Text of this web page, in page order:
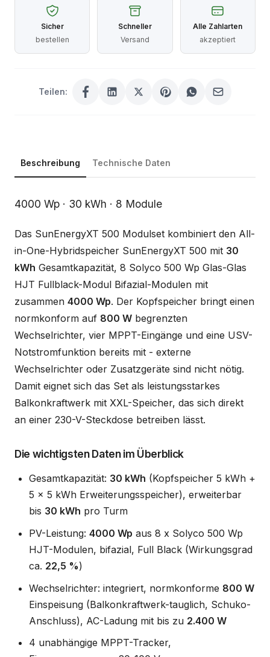
Sicher
bestellen
Schneller
Versand
Alle Zahlarten
akzeptiert
Teilen:
Beschreibung Technische Daten
Beschreibung
4000 Wp · 30 kWh · 8 Module
Das SunEnergyXT 500 Modulset kombiniert den All-
in-One-Hybridspeicher SunEnergyXT 500 mit 30
kWh Gesamtkapazität, 8 Solyco 500 Wp Glas-Glas
HJT Fullblack-Modul Bifazial-Modulen mit
zusammen 4000 Wp. Der Kopfspeicher bringt einen
normkonform auf 800 W begrenzten
Wechselrichter, vier MPPT-Eingänge und eine USV-
Notstromfunktion bereits mit - externe
Wechselrichter oder Zusatzgeräte sind nicht nötig.
Damit eignet sich das Set als leistungsstarkes
Balkonkraftwerk mit XXL-Speicher, das sich direkt
an einer 230-V-Steckdose betreiben lässt.
Die wichtigsten Daten im Überblick
Gesamtkapazität: 30 kWh (Kopfspeicher 5 kWh +
5 x 5 kWh Erweiterungsspeicher), erweiterbar
bis 30 kWh pro Turm
PV-Leistung: 4000 Wp aus 8 x Solyco 500 Wp
HJT-Modulen, bifazial, Full Black (Wirkungsgrad
ca. 22,5 %)
Wechselrichter: integriert, normkonforme 800 W
Einspeisung (Balkonkraftwerk-tauglich, Schuko-
Anschluss), AC-Ladung mit bis zu 2.400 W
4 unabhängige MPPT-Tracker,